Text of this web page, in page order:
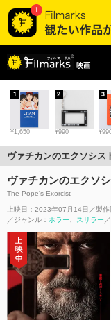
映画
¥1,650
1
¥990
2 3
ヴァチカンのエクソシス
ヴァチカンのエクソ
The Pope's Exorcist
上映日：2023年07月14日 製作
ジャンル： ホラー スリラー